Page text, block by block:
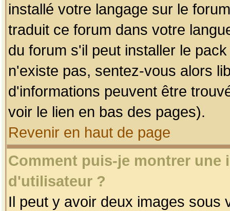
installé votre langage sur le
traduit ce forum dans votre
du forum s'il peut installer le
n'existe pas, sentez-vous alors
d'informations peuvent être
voir le lien en bas des pages).
Revenir en haut de page
Comment puis-je montrer une
d'utilisateur ?
Il peut y avoir deux images sous